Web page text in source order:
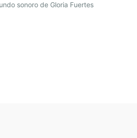
sonoro de Gloria Fuertes